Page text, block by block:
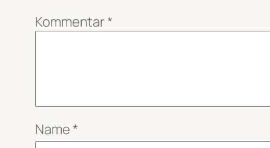
Kommentar *
Name *